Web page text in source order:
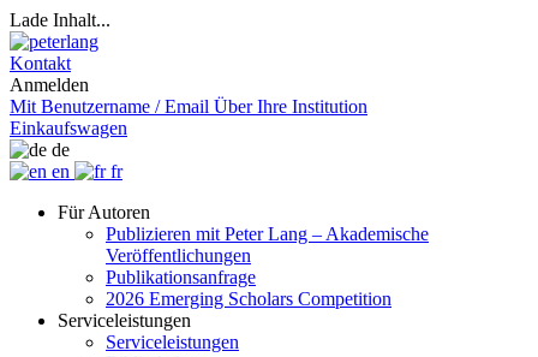
Lade Inhalt...
Kontakt
Anmelden
Mit Benutzername / Email Über Ihre Institution
Einkaufswagen
de
en
fr
Für Autoren
Publizieren mit Peter Lang – Akademische
Veröffentlichungen
Publikationsanfrage
2026 Emerging Scholars Competition
Serviceleistungen
Serviceleistungen